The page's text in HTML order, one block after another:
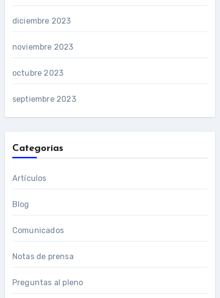
diciembre 2023
noviembre 2023
octubre 2023
septiembre 2023
Categorías
Artículos
Blog
Comunicados
Notas de prensa
Preguntas al pleno